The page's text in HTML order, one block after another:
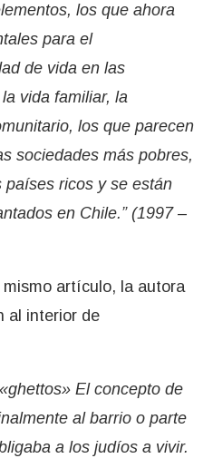
los que ahora
para el
de vida en las
vida familiar, la
los que parecen
sociedades más pobres,
ricos y se están
en Chile.” (1997 –
artículo, la autora
al interior de
El concepto de
al barrio o parte
a los judíos a vivir.